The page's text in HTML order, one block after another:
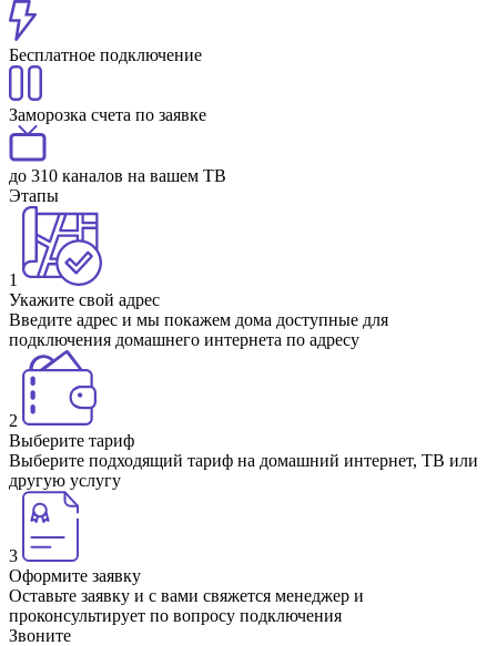
Бесплатное подключение
Заморозка счета по заявке
до 310 каналов на вашем ТВ
Этапы
1
Укажите свой адрес
Введите адрес и мы покажем дома доступные для
подключения домашнего интернета по адресу
2
Выберите тариф
Выберите подходящий тариф на домашний интернет, ТВ или
другую услугу
3
Оформите заявку
Оставьте заявку и с вами свяжется менеджер и
проконсультирует по вопросу подключения
Звоните